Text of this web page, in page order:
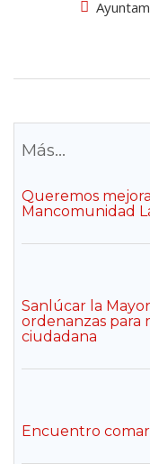
Más...
Queremos
Mancomunidad
Sanlúcar la
ordenanzas para
ciudadana
Encuentro